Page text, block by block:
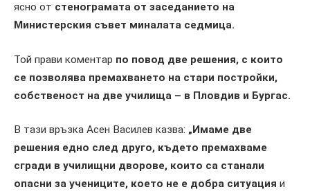
ясно от стенограмата от заседанието на
Министерския съвет миналата седмица.
Той прави коментар по повод две решения, с които
се позволява премахването на стари постройки,
собственост на две училища – в Пловдив и Бургас.
В тази връзка Асен Василев казва: „Имаме две
решения едно след друго, където премахваме
сгради в училищни дворове, които са станали
опасни за учениците, което не е добра ситуация и